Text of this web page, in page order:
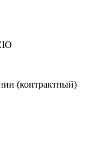
(контрактный)